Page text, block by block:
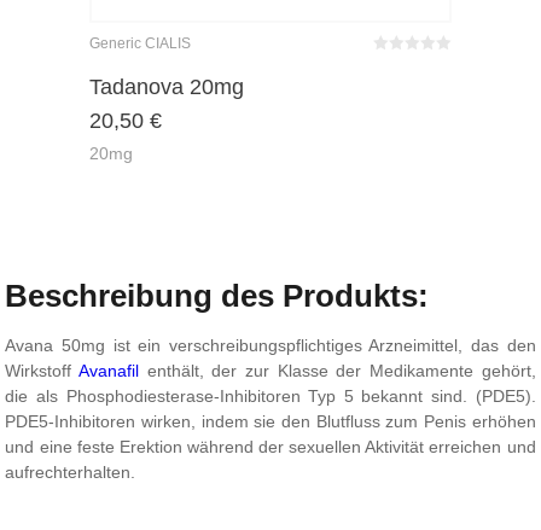
Generic CIALIS
Tadanova 20mg
20,50 €
20mg
Beschreibung des Produkts:
Avana 50mg ist ein verschreibungspflichtiges Arzneimittel, das den
WirkstoffAvanafil enthält, der zur Klasse der Medikamente gehört,
die als Phosphodiesterase-Inhibitoren Typ 5 bekannt sind. (PDE5).
PDE5-Inhibitoren wirken, indem sie den Blutfluss zum Penis erhöhen
und eine feste Erektion während der sexuellen Aktivität erreichen und
aufrechterhalten.